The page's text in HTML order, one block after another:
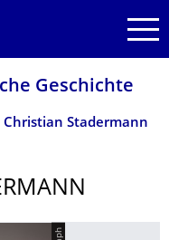
Geschichte
Christian Stadermann